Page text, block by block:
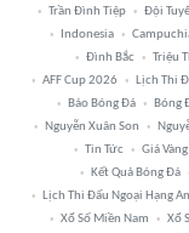
Trần Đình Tiệp
Đội
Indonesia
Đình Bắc
Triệu
AFF Cup 2026
Lịch Thi
Báo Bóng Đá
Bóng
Nguyễn Xuân Son
Tin Tức
Giá Vàng
Kết Quả Bóng Đá
Lịch Thi Đấu Ngoại Hạng
Xổ Số Miền Nam
Xổ